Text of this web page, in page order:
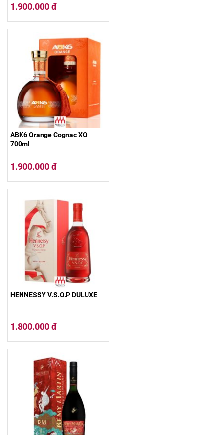
1.900.000 đ
ABK6 Orange Cognac XO
700ml
1.900.000 đ
HENNESSY V.S.O.P DULUXE
1.800.000 đ